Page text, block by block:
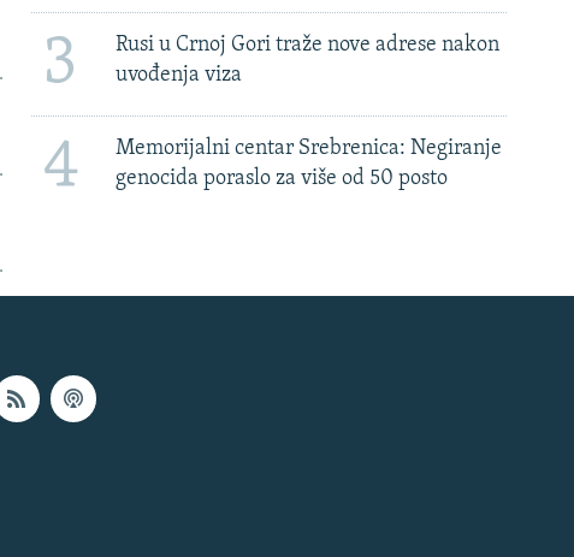
3
Rusi u Crnoj Gori traže nove adrese nakon
uvođenja viza
4
Memorijalni centar Srebrenica: Negiranje
genocida poraslo za više od 50 posto